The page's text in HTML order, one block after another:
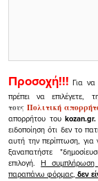
Προσοχή!!! Για
πρέπει να επιλέγετε,
τουςΠολιτική
απορρήτου τουkozan.gr.
ειδοποίηση ότι δεν το
αυτή την περίπτωση,
ξαναπατήστε
επιλογή.Η συμπλήρωση
παραπάνω φόρμας, δεν